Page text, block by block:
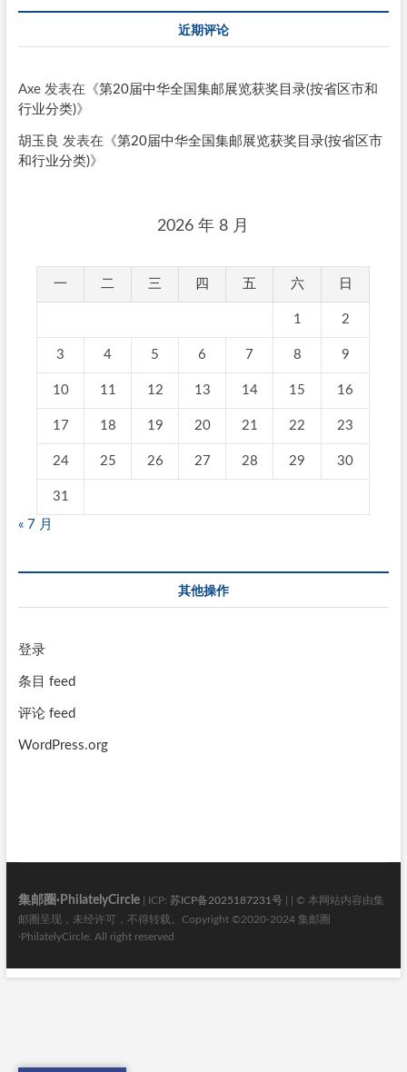
近期评论
Axe发表在《第20届中华全国集邮展览获奖目录(按省区市和
行业分类)》
胡玉良 发表在《第20届中华全国集邮展览获奖目录(按省区市
和行业分类)》
2026 年 8 月
一 二 三 四 五 六 日
1 2
3 4 5 6 7 8 9
10 11 12 13 14 15 16
17 18 19 20 21 22 23
24 25 26 27 28 29 30
31
« 7 月
其他操作
登录
条目 feed
评论 feed
WordPress.org
集邮圈·PhilatelyCircle| ICP: 苏ICP备2025187231号| | © 本网站内容由集
邮圈呈现，未经许可，不得转载。Copyright ©2020-2024 集邮圈
·PhilatelyCircle. All right reserved